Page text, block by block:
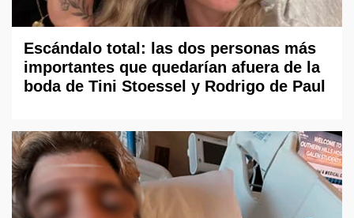
Escándalo total: las dos personas más
importantes que quedarían afuera de la
boda de Tini Stoessel y Rodrigo de Paul